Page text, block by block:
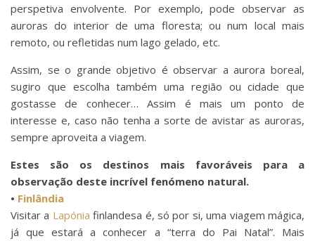
perspetiva envolvente. Por exemplo, pode observar as
auroras do interior de uma floresta; ou num local mais
remoto, ou refletidas num lago gelado, etc.
Assim, se o grande objetivo é observar a aurora boreal,
sugiro que escolha também uma região ou cidade que
gostasse de conhecer… Assim é mais um ponto de
interesse e, caso não tenha a sorte de avistar as auroras,
sempre aproveita a viagem.
Estes são os destinos mais favoráveis para a
observação deste incrível fenómeno natural.
• Finlândia
Visitar a Lapónia finlandesa é, só por si, uma viagem mágica,
já que estará a conhecer a “terra do Pai Natal”. Mais